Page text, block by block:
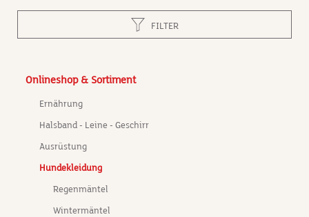
FILTER
Onlineshop & Sortiment
Ernährung
Halsband - Leine - Geschirr
Ausrüstung
Hundekleidung
Regenmäntel
Wintermäntel